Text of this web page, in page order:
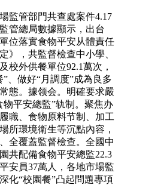
管部門共查處案件4.17
管總局數據顯示，出台
單位落實食物平安从體責任
》，共監督檢查中小學、
校外供餐單位92.1萬次，
”、做好“月調度”成為良多
態。據领会。明確要求嚴
物平安總監”轨制。聚焦办
職、食物原料节制、加工
所環境衛生等沉點內容，
全覆蓋監督檢查。全國中
共配備食物平安總監22.3
安員37萬人，各地市場監
化“校園餐”凸起問題專項